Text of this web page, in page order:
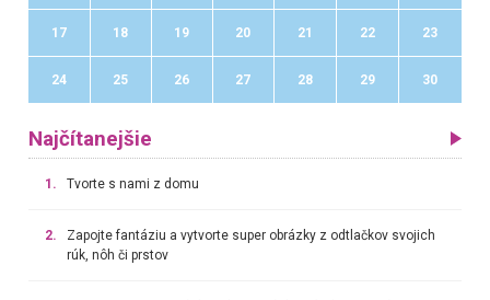
17 18 19 20 21 22 23
24 25 26 27 28 29 30
Najčítanejšie
1. Tvorte s nami z domu
2.
Zapojte fantáziu a vytvorte super obrázky z odtlačkov svojich
rúk, nôh či prstov